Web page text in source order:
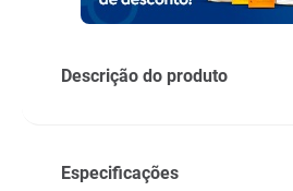
Descrição do produto
Especificações